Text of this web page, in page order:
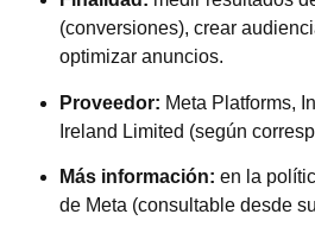
(conversiones), crear
optimizar anuncios.
Proveedor: Meta Platforms,
Ireland Limited (según
Más información: en la
de Meta (consultable desde